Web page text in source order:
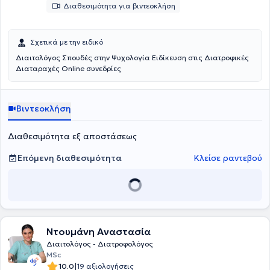
Διαθεσιμότητα για βιντεοκλήση
Σχετικά με την ειδικό
Διαιτολόγος Σπουδές στην Ψυχολογία Ειδίκευση στις Διατροφικές
Διαταραχές Online συνεδρίες
Βιντεοκλήση
Διαθεσιμότητα εξ αποστάσεως
Επόμενη διαθεσιμότητα
Κλείσε ραντεβού
Ντουμάνη Αναστασία
Διαιτολόγος - Διατροφολόγος
MSc
10.0|19 αξιολογήσεις